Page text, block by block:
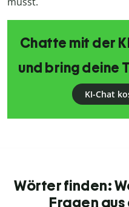
Chatte mit der
und bring deine
KI-Chat
Wörter finden:
Fragen